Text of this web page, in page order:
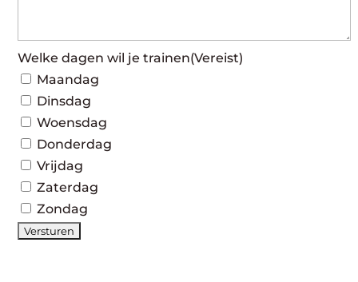
Welke dagen wil je trainen(Vereist)
Maandag
Dinsdag
Woensdag
Donderdag
Vrijdag
Zaterdag
Zondag